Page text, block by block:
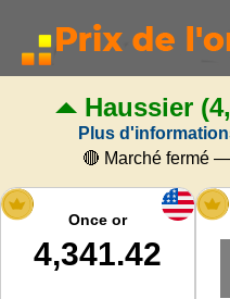
Cours
Haussier
Plus
🔴 Marché fermé
Once or
4,341.42